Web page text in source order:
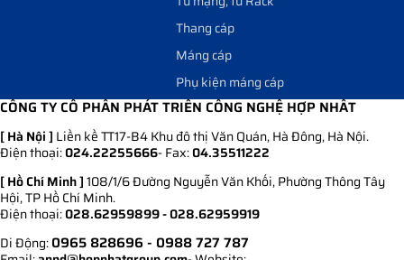
Thang cáp
Máng cáp
Phụ kiện máng cáp
CÔNG TY CỔ PHẦN PHÁT TRIỂN CÔNG NGHỆ HỢP NHẤT
[ Hà Nội ] Liền kề TT17-B4 Khu đô thị Văn Quán, Hà Đông, Hà Nội.
Điện thoại:024.22255666- Fax:04.35511222
[ Hồ Chí Minh ]108/1/6 Đường Nguyễn Văn Khối, Phường Thông Tây
Hội, TP Hồ Chí Minh.
Điện thoại:028.62959899 - 028.62959919
Di Động:0965 828696 - 0988 727 787